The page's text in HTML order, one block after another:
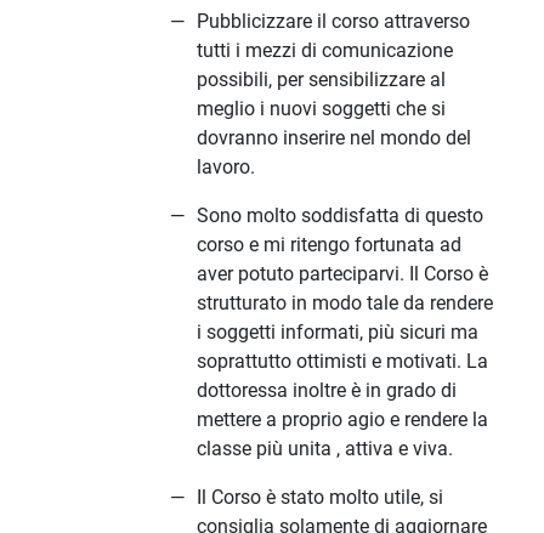
Pubblicizzare il corso attraverso
tutti i mezzi di comunicazione
possibili, per sensibilizzare al
meglio i nuovi soggetti che si
dovranno inserire nel mondo del
lavoro.
Sono molto soddisfatta di questo
corso e mi ritengo fortunata ad
aver potuto parteciparvi. Il Corso è
strutturato in modo tale da rendere
i soggetti informati, più sicuri ma
soprattutto ottimisti e motivati. La
dottoressa inoltre è in grado di
mettere a proprio agio e rendere la
classe più unita , attiva e viva.
Il Corso è stato molto utile, si
consiglia solamente di aggiornare